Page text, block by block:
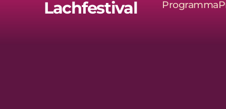
Lachfestival Programma